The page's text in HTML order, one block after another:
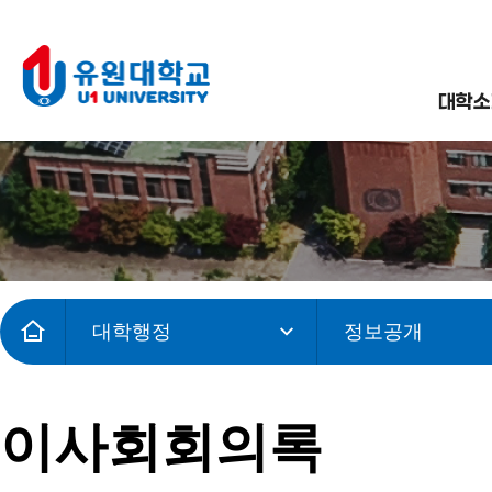
대학
대학행정 정보공개
이사회회의록